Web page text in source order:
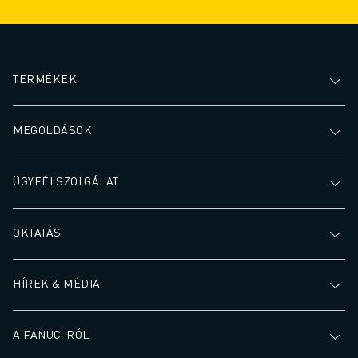
TERMÉKEK
MEGOLDÁSOK
ÜGYFÉLSZOLGÁLAT
OKTATÁS
HÍREK & MÉDIA
A FANUC-RÓL